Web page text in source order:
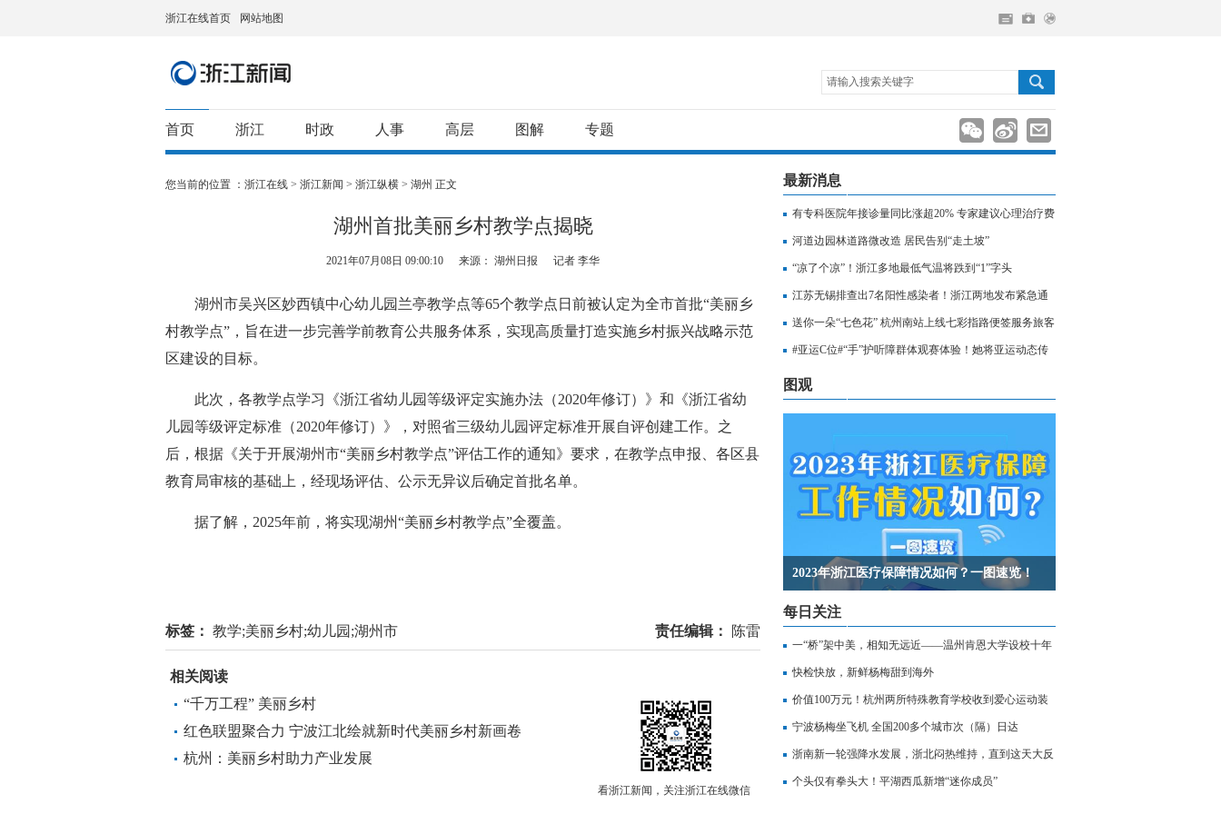
浙江在线首页 网站地图
请输入搜索关键字
首页 浙江 时政 人事 高层 图解 专题
您当前的位置 ： 浙江在线 > 浙江新闻 > 浙江纵横 > 湖州 正文
湖州首批美丽乡村教学点揭晓
2021年07月08日 09:00:10 来源： 湖州日报 记者 李华
湖州市吴兴区妙西镇中心幼儿园兰亭教学点等65个教学点日前被认定为全市首批“美丽乡
村教学点”，旨在进一步完善学前教育公共服务体系，实现高质量打造实施乡村振兴战略示范
区建设的目标。
此次，各教学点学习《浙江省幼儿园等级评定实施办法（2020年修订）》和《浙江省幼
儿园等级评定标准（2020年修订）》，对照省三级幼儿园评定标准开展自评创建工作。之
后，根据《关于开展湖州市“美丽乡村教学点”评估工作的通知》要求，在教学点申报、各区县
教育局审核的基础上，经现场评估、公示无异议后确定首批名单。
据了解，2025年前，将实现湖州“美丽乡村教学点”全覆盖。
标签： 教学;美丽乡村;幼儿园;湖州市 责任编辑： 陈雷
看浙江新闻，关注浙江在线微信
相关阅读
“千万工程” 美丽乡村
红色联盟聚合力 宁波江北绘就新时代美丽乡村新画卷
杭州：美丽乡村助力产业发展
最新消息
有专科医院年接诊量同比涨超20% 专家建议心理治疗费
用纳入医保
河道边园林道路微改造 居民告别“走土坡”
“凉了个凉”！浙江多地最低气温将跌到“1”字头
江苏无锡排查出7名阳性感染者！浙江两地发布紧急通
知，相关人员请立即报备
送你一朵“七色花” 杭州南站上线七彩指路便签服务旅客
出行
#亚运C位#“手”护听障群体观赛体验！她将亚运动态传
至无声世界
图观
2023年浙江医疗保障情况如何？一图速览！
每日关注
一“桥”架中美，相知无远近——温州肯恩大学设校十年
记
快检快放，新鲜杨梅甜到海外
价值100万元！杭州两所特殊教育学校收到爱心运动装
备
宁波杨梅坐飞机 全国200多个城市次（隔）日达
浙南新一轮强降水发展，浙北闷热维持，直到这天大反
转
个头仅有拳头大！平湖西瓜新增“迷你成员”